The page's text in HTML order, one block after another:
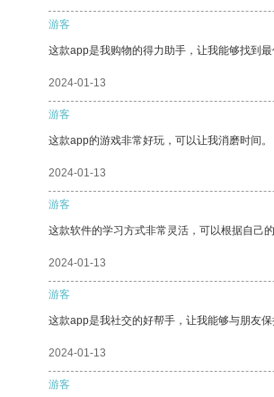
游客
这款app是我购物的得力助手，让我能够找到
2024-01-13
游客
这款app的游戏非常好玩，可以让我消磨时间。
2024-01-13
游客
这款软件的学习方式非常灵活，可以根据自己
2024-01-13
游客
这款app是我社交的好帮手，让我能够与朋友保
2024-01-13
游客